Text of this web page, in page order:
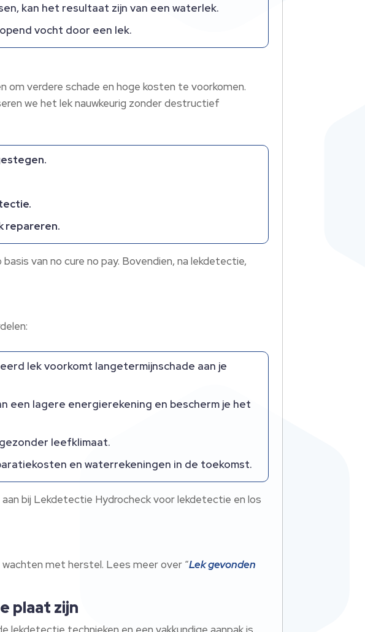
kan het resultaat zijn van een waterlek.
vocht door een lek.
om verdere schade en hoge kosten te voorkomen.
we het lek nauwkeurig zonder destructief
repareren.
van no cure no pay. Bovendien, na lekdetectie,
lek voorkomt langetermijnschade aan je
een lagere energierekening en bescherm je het
leefklimaat.
en waterrekeningen in de toekomst.
bij Lekdetectie Hydrocheck voor lekdetectie en los
met herstel. Lees meer over “Lek gevonden
plaat zijn